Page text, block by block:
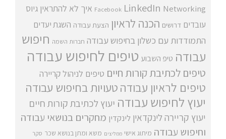
Facebook LinkedIn Networking איך לא להתראין גיוס
עובדים דרושים הכנה לראיון הצעת עבודה השגת יעדים
התמודדות עם כשלון בחיפוש עבודה חברות השמה חיפוש
עבודה טיפ השבוע טיפים לחיפוש עבודה
טיפים לכתיבת קורות חיים טיפים לניהול קריירה
טיפים לראיון עבודהטעויות בחיפוש עבודה
יעוץ לחיפוש עבודה יעוץ לכתיבת קורות חיים
יעוץ קריירה לינקדאין לינקדין מחקרים בנושאי עבודה
וחיפוש עבודה מיתוג אישי ממליצים משא ומתן בנושא שכר סקר